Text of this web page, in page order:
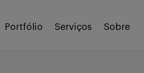
Portfólio Serviços Sobre